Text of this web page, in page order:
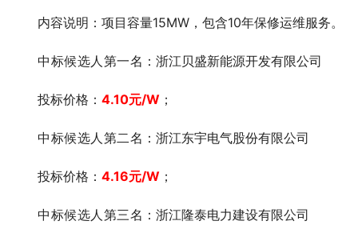
内容说明：项目容量15MW，包含10年保修运维服务。
中标候选人第一名：浙江贝盛新能源开发有限公司
投标价格： 4.10元/W ；
中标候选人第二名：浙江东宇电气股份有限公司
投标价格： 4.16元/W ；
中标候选人第三名：浙江隆泰电力建设有限公司